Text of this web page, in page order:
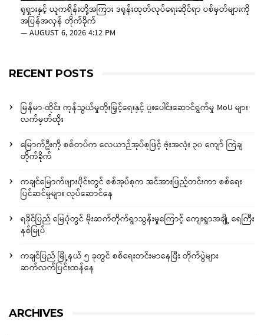
ရုရှားနှင့် ယူကရိန်းတို့အကြား ဒရုန်းထုတ်လုပ်ရေးဆိုင်ရာ ပစ်မှတ်များကို
အပြန်အလှန် တိုက်ခိုက်
—AUGUST 6, 2026 4:12 PM
RECENT POSTS
မြန်မာ-ထိုင်း ကုန်သွယ်မှုတိုးမြှင့်ရေးနှင့် ပူးပေါင်းဆောင်ရွက်မှု MoU များ
လက်မှတ်ထိုး
မြောက်ဦးကို စစ်တပ်က လေယာဉ်အုပ်စုဖြင့် ဗုံးအလုံး ၃၀ ကျော် ကြဲချ
တိုက်ခိုက်
ကချင်မြောက်ဖျားပိုင်းတွင် စစ်အုပ်စုက အင်အားဖြည့်တင်းကာ စစ်ရေး
ပြင်ဆင်မှုများ လုပ်ဆောင်နေ
ရခိုင်ပြည် မြေပုံတွင် မိုးဆက်တိုက်ရွာသွန်းမှုကြောင့် ကျေးရွာအချို့ ရေကြီး
နစ်မြုပ်
ကချင်ပြည် မြို့နယ် ၅ ခုတွင် စစ်ရေးတင်းမာနေပြီး တိုက်ပွဲများ
ဆက်လက်ပြင်းထန်နေ
ARCHIVES